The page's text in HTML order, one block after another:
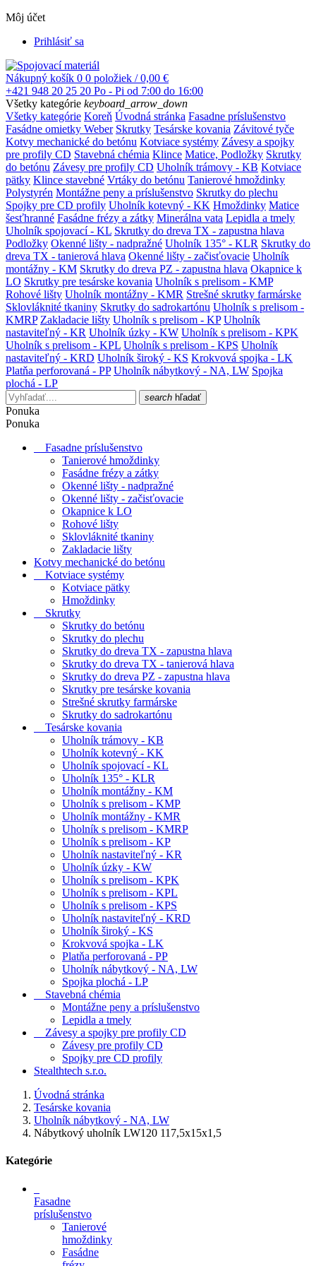
Môj účet
Prihlásiť sa
Nákupný košík 0 0 položiek / 0,00 €
+421 948 20 25 20 Po - Pi od 7:00 do 16:00
Všetky kategórie keyboard_arrow_down
Všetky kategórie Koreň Úvodná stránka Fasadne príslušenstvo
Fasádne omietky Weber Skrutky Tesárske kovania Závitové tyče
Kotvy mechanické do betónu Kotviace systémy Závesy a spojky
pre profily CD Stavebná chémia Klince Matice, Podložky Skrutky
do betónu Závesy pre profily CD Uholník trámovy - KB Kotviace
pätky Klince stavebné Vrtáky do betónu Tanierové hmoždinky
Polystyrén Montážne peny a príslušenstvo Skrutky do plechu
Spojky pre CD profily Uholník kotevný - KK Hmoždinky Matice
šesťhranné Fasádne frézy a zátky Minerálna vata Lepidla a tmely
Uholník spojovací - KL Skrutky do dreva TX - zapustna hlava
Podložky Okenné lišty - nadpražné Uholník 135° - KLR Skrutky do
dreva TX - tanierová hlava Okenné lišty - začisťovacie Uholník
montážny - KM Skrutky do dreva PZ - zapustna hlava Okapnice k
LO Skrutky pre tesárske kovania Uholník s prelisom - KMP
Rohové lišty Uholník montážny - KMR Strešné skrutky farmárske
Sklovláknité tkaniny Skrutky do sadrokartónu Uholník s prelisom -
KMRP Zakladacie lišty Uholník s prelisom - KP Uholník
nastaviteľný - KR Uholník úzky - KW Uholník s prelisom - KPK
Uholník s prelisom - KPL Uholník s prelisom - KPS Uholník
nastaviteľný - KRD Uholník široký - KS Krokvová spojka - LK
Platňa perforovaná - PP Uholník nábytkový - NA, LW Spojka
plochá - LP
search hľadať
Ponuka
Ponuka
Fasadne príslušenstvo
Tanierové hmoždinky
Fasádne frézy a zátky
Okenné lišty - nadpražné
Okenné lišty - začisťovacie
Okapnice k LO
Rohové lišty
Sklovláknité tkaniny
Zakladacie lišty
Kotvy mechanické do betónu
Kotviace systémy
Kotviace pätky
Hmoždinky
Skrutky
Skrutky do betónu
Skrutky do plechu
Skrutky do dreva TX - zapustna hlava
Skrutky do dreva TX - tanierová hlava
Skrutky do dreva PZ - zapustna hlava
Skrutky pre tesárske kovania
Strešné skrutky farmárske
Skrutky do sadrokartónu
Tesárske kovania
Uholník trámovy - KB
Uholník kotevný - KK
Uholník spojovací - KL
Uholník 135° - KLR
Uholník montážny - KM
Uholník s prelisom - KMP
Uholník montážny - KMR
Uholník s prelisom - KMRP
Uholník s prelisom - KP
Uholník nastaviteľný - KR
Uholník úzky - KW
Uholník s prelisom - KPK
Uholník s prelisom - KPL
Uholník s prelisom - KPS
Uholník nastaviteľný - KRD
Uholník široký - KS
Krokvová spojka - LK
Platňa perforovaná - PP
Uholník nábytkový - NA, LW
Spojka plochá - LP
Stavebná chémia
Montážne peny a príslušenstvo
Lepidla a tmely
Závesy a spojky pre profily CD
Závesy pre profily CD
Spojky pre CD profily
Stealthtech s.r.o.
Úvodná stránka
Tesárske kovania
Uholník nábytkový - NA, LW
Nábytkový uholník LW120 117,5x15x1,5
Kategórie
Fasadne
príslušenstvo
Tanierové
hmoždinky
Fasádne